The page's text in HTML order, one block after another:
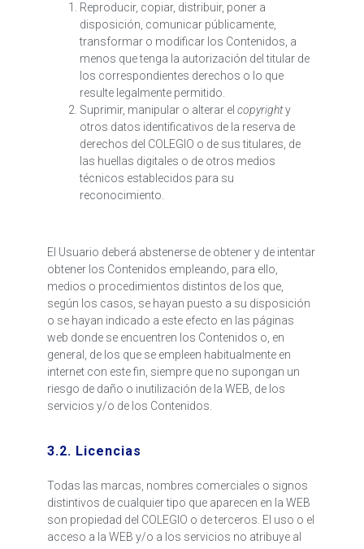
Reproducir, copiar, distribuir, poner a
disposición, comunicar públicamente,
transformar o modificar los Contenidos, a
menos que tenga la autorización del titular de
los correspondientes derechos o lo que
resulte legalmente permitido.
Suprimir, manipular o alterar el copyrighty
otros datos identificativos de la reserva de
derechos del COLEGIO o de sus titulares, de
las huellas digitales o de otros medios
técnicos establecidos para su
reconocimiento.
El Usuario deberá abstenerse de obtener y de intentar
obtener los Contenidos empleando, para ello,
medios o procedimientos distintos de los que,
según los casos, se hayan puesto a su disposición
o se hayan indicado a este efecto en las páginas
web donde se encuentren los Contenidos o, en
general, de los que se empleen habitualmente en
internet con este fin, siempre que no supongan un
riesgo de daño o inutilización de la WEB, de los
servicios y/o de los Contenidos.
3.2. Licencias
Todas las marcas, nombres comerciales o signos
distintivos de cualquier tipo que aparecen en la WEB
son propiedad del COLEGIO o de terceros. El uso o el
acceso a la WEB y/o a los servicios no atribuye al